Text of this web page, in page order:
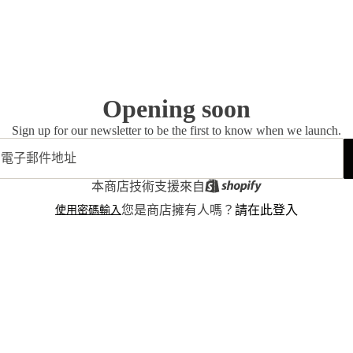
Opening soon
Sign up for our newsletter to be the first to know when we launch.
本商店技術支援來自
使用密碼輸入您是商店擁有人嗎？ 請在此登入